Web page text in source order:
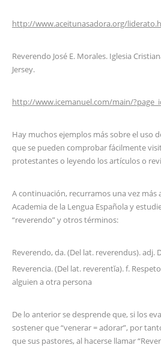
http://www.aceitunasadora.org/
Reverendo José E. Morales. Iglesia
Jersey.
http://www.icemanuel.com/main/
Hay muchos ejemplos más sobre el uso
que se pueden comprobar fácilmente
protestantes o leyendo los artículos o
A continuación, recurramos una vez más
Academia de la Lengua Española y
“reverendo” y otros términos:
Reverendo, da. (Del lat. reverendus). adj.
Reverencia. (Del lat. reverentĭa). f.
alguien a otra persona
De lo anterior se desprende que, si los
sostener que “venerar = adorar”, por
que sus pastores, al hacerse llamar